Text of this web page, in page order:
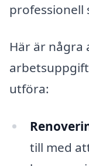
professionell
Här är några
utföra:
till med